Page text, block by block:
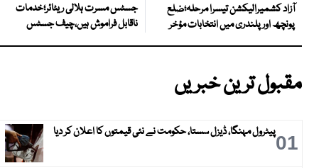
آزاد کشمیرالیکشن تیسرا مرحلہ؛ضلع
پونچھ اور پلندری میں انتخابات مؤخر
جسٹس مسرت ہلالی ریٹائر؛خدمات
ناقابل فراموش ہیں،چیف جسٹس
مقبول ترین خبریں
01پیٹرول مہنگا، ڈیزل سستا، حکومت نے نئی قیمتوں کا اعلان کر دیا